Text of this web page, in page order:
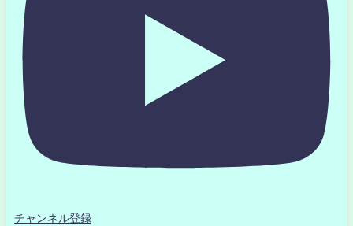
チャンネル登録